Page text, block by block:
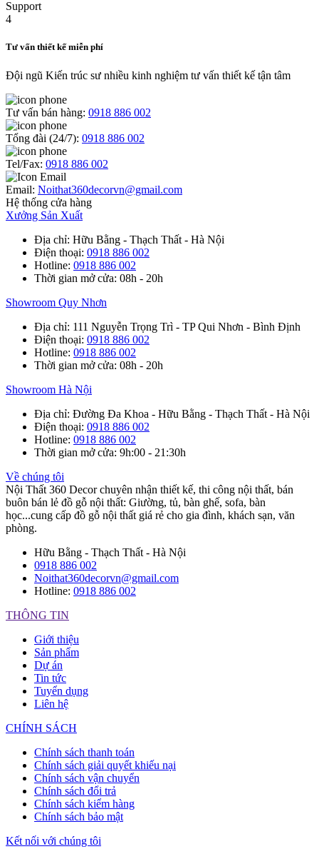
Tư vấn thiết kế miễn phí
Đội ngũ Kiến trúc sư nhiều kinh nghiệm tư vấn thiết kế tận tâm
Tư vấn bán hàng: 0918 886 002
Tổng đài (24/7): 0918 886 002
Tel/Fax: 0918 886 002
Email: Noithat360decorvn@gmail.com
Hệ thống cửa hàng
Xưởng Sản Xuất
Địa chỉ: Hữu Bằng - Thạch Thất - Hà Nội
Điện thoại: 0918 886 002
Hotline: 0918 886 002
Thời gian mở cửa: 08h - 20h
Showroom Quy Nhơn
Địa chỉ: 111 Nguyễn Trọng Trì - TP Qui Nhơn - Bình Định
Điện thoại: 0918 886 002
Hotline: 0918 886 002
Thời gian mở cửa: 08h - 20h
Showroom Hà Nội
Địa chỉ: Đường Đa Khoa - Hữu Bằng - Thạch Thất - Hà Nội
Điện thoại: 0918 886 002
Hotline: 0918 886 002
Thời gian mở cửa: 9h:00 - 21:30h
Về chúng tôi
Nội Thất 360 Decor chuyên nhận thiết kế, thi công nội thất, bán
buôn bán lẻ đồ gỗ nội thất: Giường, tủ, bàn ghế, sofa, bàn
học...cung cấp đồ gỗ nội thất giá rẻ cho gia đình, khách sạn, văn
phòng.
Hữu Bằng - Thạch Thất - Hà Nội
0918 886 002
Noithat360decorvn@gmail.com
Hotline: 0918 886 002
THÔNG TIN
Giới thiệu
Sản phẩm
Dự án
Tin tức
Tuyển dụng
Liên hệ
CHÍNH SÁCH
Chính sách thanh toán
Chính sách giải quyết khiếu nại
Chính sách vận chuyển
Chính sách đổi trả
Chính sách kiểm hàng
Chính sách bảo mật
Kết nối với chúng tôi